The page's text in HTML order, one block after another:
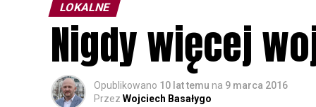
LOKALNE
Nigdy więcej
Opublikowano 10 lat temu na 9 marca 2016
Przez Wojciech Basałygo